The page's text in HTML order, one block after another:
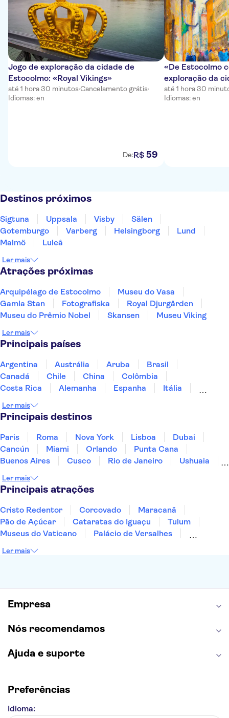
Jogo de exploração da cidade de
Estocolmo: «Royal Vikings»
até 1 hora 30 minutos·Cancelamento grátis·
Idiomas: en
De:R$ 59
«De Estocolmo
exploração da
até 1 hora 30
Idiomas: en
Destinos próximos
Sigtuna Uppsala Visby
Sälen
Gotemburgo
Varberg Helsingborg
Lund
Malmö
Luleå
Ler mais
Atrações próximas
Arquipélago de Estocolmo
Museu do Vasa
Gamla Stan
Fotografiska
Royal Djurgården
Museu do Prêmio Nobel
Skansen Museu Viking
Ler mais
Principais países
Argentina Austrália Aruba
Brasil
Canadá
Chile China
Colômbia
Costa Rica
Alemanha Espanha
Itália
Panamá
Peru
Ler mais
Principais destinos
Paris Roma Nova York Lisboa
Dubai
Cancún
Miami Orlando
Punta Cana
Buenos Aires
Cusco Rio de Janeiro
Ushuaia
Fernando de Noronha
Ler mais
Principais atrações
Cristo Redentor Corcovado
Maracanã
Pão de Açúcar
Cataratas do Iguaçu
Tulum
Museus do Vaticano
Palácio de Versalhes
Museu do Louvre
Ler mais
Empresa
Nós recomendamos
Ajuda e suporte
Preferências
Idioma: